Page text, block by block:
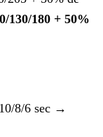
130/180 + 50%
8/6 sec →